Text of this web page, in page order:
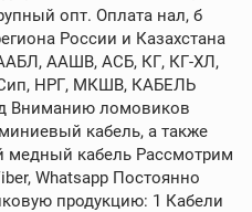
опт. Оплата нал, б
России и Казахстана
ААШВ, АСБ, КГ, КГ-ХЛ,
НРГ, МКШВ, КАБЕЛЬ
Вниманию ломовиков
кабель, а также
медный кабель Рассмотрим
Whatsapp Постоянно
продукцию: 1 Кабели